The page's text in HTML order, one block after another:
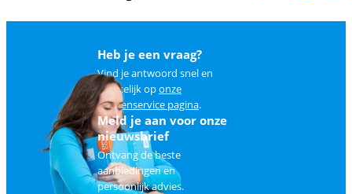
Heb je een vraag?
Vind je antwoord snel en
makkelijk oponze
klantenservice pagina.
Meld je aan voor onze
nieuwsbrief
Ontvang de beste
aanbiedingen en
persoonlijk advies.